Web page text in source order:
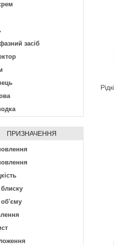
Up Me
Revolution
Wilz
MakeUP
засіб
олівець
ПРИЗНАЧЕННЯ